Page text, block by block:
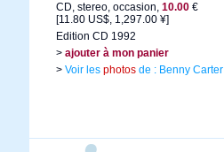
CD, stereo, occasion, 10.00 €
[11.80 US$, 1,297.00 ¥]
Edition CD 1992
> ajouter à mon panier
> Voir les photos de : Benny Carter